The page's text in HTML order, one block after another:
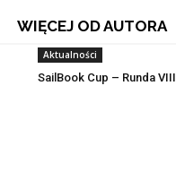
WIĘCEJ OD AUTORA
Aktualności
SailBook Cup – Runda VIII